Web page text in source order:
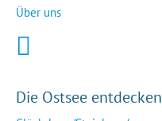
Über uns
Die Ostsee entdecken